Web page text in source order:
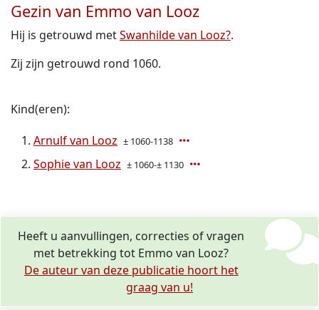
Gezin van Emmo van Looz
Hij is getrouwd metSwanhilde van Looz?.
Zij zijn getrouwd rond 1060.
Kind(eren):
Arnulf van Looz ± 1060-1138
Sophie van Looz ± 1060-± 1130
Heeft u aanvullingen, correcties of vragen
met betrekking tot Emmo van Looz?
De auteur van deze publicatie hoort het
graag van u!